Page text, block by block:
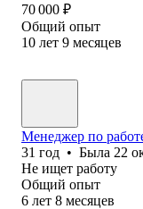
70 000 ₽
Общий опыт
10 лет 9 месяцев
Менеджер по
31 год • Была 22
Не ищет работу
Общий опыт
6 лет 8 месяцев